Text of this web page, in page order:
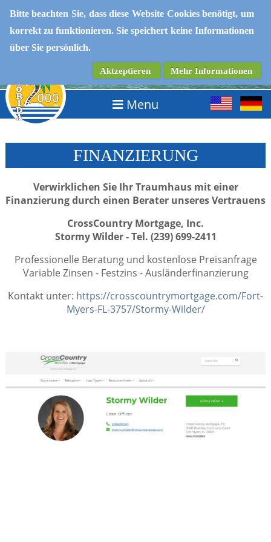
Bitte beachten Sie, dass diese Website Cookies benötigt, um
korrekt zu funktionieren. Sie speichert keine Informationen
über Sie persönlich.
Mehr Informationen
Aktzeptieren
IMMOBILIEN IN SOUTHWEST FLORIDA
Menu
FINANZIERUNG
Verwirklichen Sie Ihr Traumhaus mit einer
Finanzierung durch einen Berater unseres Vertrauens
CrossCountry Mortgage, Inc.
Stormy Wilder - Tel. (239) 699-2411
Professionelle Beratung und kostenlose Preisanfrage
Variable Zinsen - Festzins - Ausländerfinanzierung
Kontakt unter: https://crosscountrymortgage.com/Fort-
Myers-FL-3757/Stormy-Wilder/